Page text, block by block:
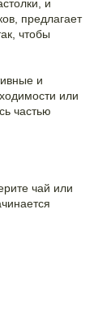
и
предлагает
чтобы
и
или
частью
чай или